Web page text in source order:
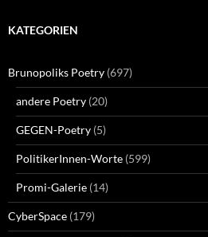
KATEGORIEN
Brunopoliks Poetry (697)
andere Poetry (20)
GEGEN-Poetry (5)
PolitikerInnen-Worte (599)
Promi-Galerie (14)
CyberSpace (179)